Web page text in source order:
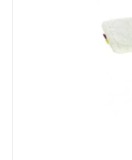
Équipement